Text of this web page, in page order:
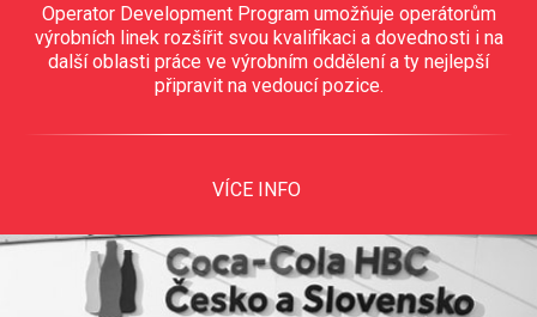
Operator Development Program umožňuje operátorům
výrobních linek rozšířit svou kvalifikaci a dovednosti i na
další oblasti práce ve výrobním oddělení a ty nejlepší
připravit na vedoucí pozice.
VÍCE INFO